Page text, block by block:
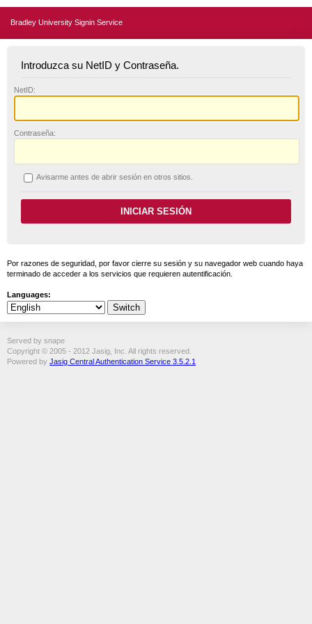
Bradley University Signin Service
Introduzca su NetID y Contraseña.
NetID:
Contraseña:
Avisarme antes de abrir sesión en otros sitios.
Por razones de seguridad, por favor cierre su sesión y su navegador web cuando haya
terminado de acceder a los servicios que requieren autentificación.
Languages:
Served by snape
Copyright © 2005 - 2012 Jasig, Inc. All rights reserved.
Powered by Jasig Central Authentication Service 3.5.2.1